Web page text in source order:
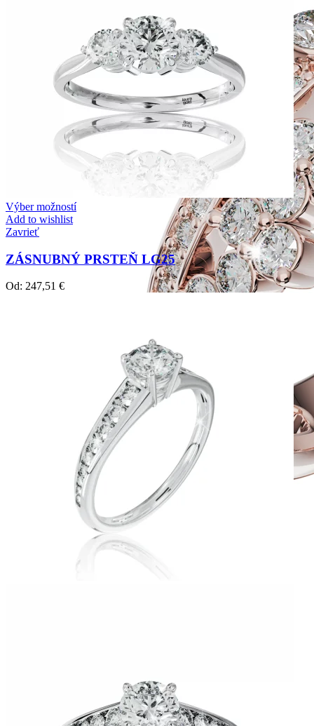
Svadobné obrúčky
Výber možností
Add to wishlist
Zavrieť
ZÁSNUBNÝ PRSTEŇ LG25
Od: 247,51 €